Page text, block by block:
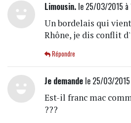
Limousin.le 25/03/2015 à
Un bordelais qui
Rhône, je dis conflit
Répondre
Je demandele 25/03/2015
Est-il franc mac
???